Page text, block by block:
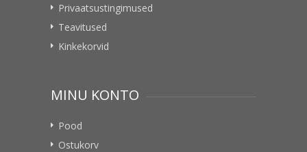
Privaatsustingimused
Teavitused
Kinkekorvid
MINU KONTO
Pood
Ostukorv